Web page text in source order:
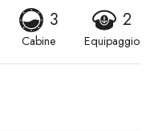
3
Cabine
2
Equipaggio